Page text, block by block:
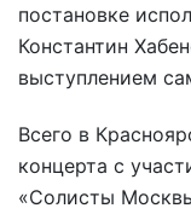
постановке
Константин
выступлением
Всего в
концерта с
«Солисты